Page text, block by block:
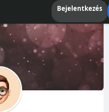
Bejelentkezés